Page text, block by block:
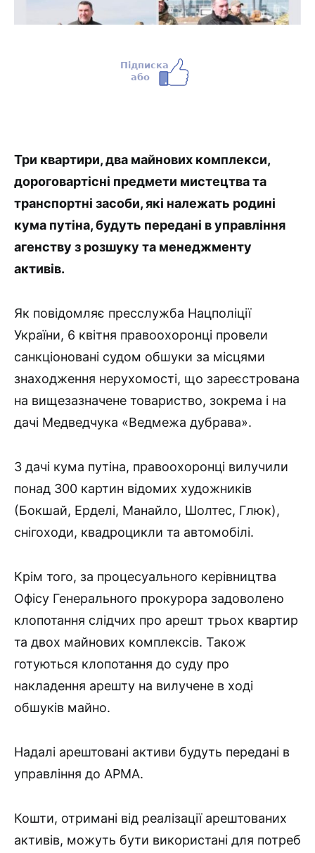
Три квартири, два майнових комплекси,
дороговартісні предмети мистецтва та
транспортні засоби, які належать родині
кума путіна, будуть передані в управління
агенству з розшуку та менеджменту
активів.
Як повідомляє пресслужба Нацполіції
України, 6 квітня правоохоронці провели
санкціоновані судом обшуки за місцями
знаходження нерухомості, що зареєстрована
на вищезазначене товариство, зокрема і на
дачі Медведчука «Ведмежа дубрава».
З дачі кума путіна, правоохоронці вилучили
понад 300 картин відомих художників
(Бокшай, Ерделі, Манайло, Шолтес, Глюк),
снігоходи, квадроцикли та автомобілі.
Крім того, за процесуального керівництва
Офісу Генерального прокурора задоволено
клопотання слідчих про арешт трьох квартир
та двох майнових комплексів. Також
готуються клопотання до суду про
накладення арешту на вилучене в ході
обшуків майно.
Надалі арештовані активи будуть передані в
управління до АРМА.
Кошти, отримані від реалізації арештованих
активів, можуть бути використані для потреб